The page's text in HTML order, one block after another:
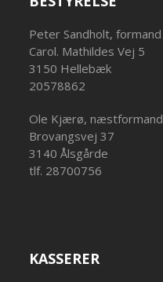
Peter Sandholt, formand
Carol. Mathildes Vej 5
3150 Hellebæk
20578862
Ole Kjærø, næstformand
Brovangsvej 37
3140 Ålsgårde
tlf. 28700756
KASSERER